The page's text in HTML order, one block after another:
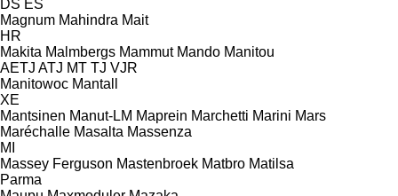
DS ES
Magnum Mahindra Mait
HR
Makita Malmbergs Mammut Mando Manitou
AETJ ATJ MT TJ VJR
Manitowoc Mantall
XE
Mantsinen Manut-LM Maprein Marchetti Marini Mars
Maréchalle Masalta Massenza
MI
Massey Ferguson Mastenbroek Matbro Matilsa
Parma